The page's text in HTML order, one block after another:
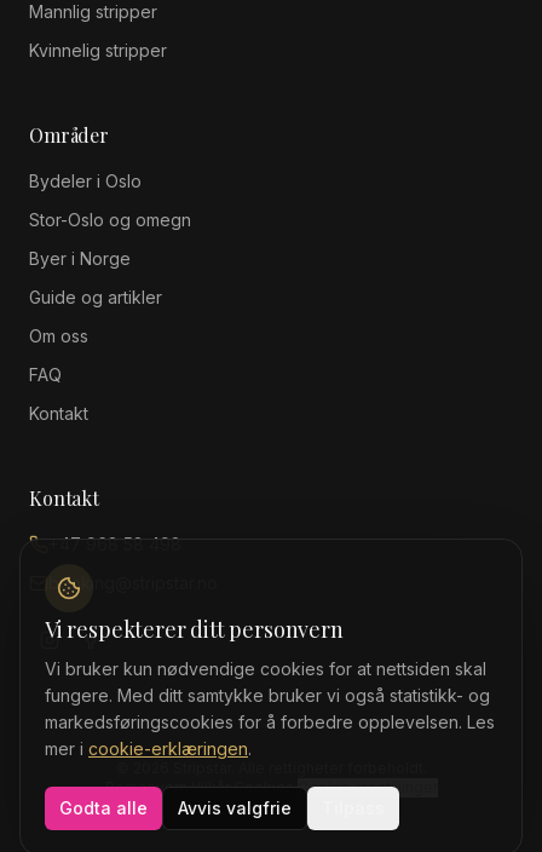
Mannlig stripper
Kvinnelig stripper
Områder
Bydeler i Oslo
Stor-Oslo og omegn
Byer i Norge
Guide og artikler
Om oss
FAQ
Kontakt
Kontakt
+47 968 58 498
booking@stripstar.no
Personvern·Vilkår·Cookies·Cookie-innstillinger
Vi respekterer ditt personvern
Vi bruker kun nødvendige cookies for at nettsiden skal
fungere. Med ditt samtykke bruker vi også statistikk- og
markedsføringscookies for å forbedre opplevelsen. Les
mer i cookie-erklæringen.
Godta alle Avvis valgfrie